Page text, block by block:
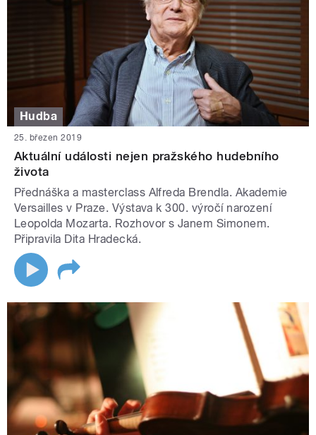
Hudba
25. březen 2019
Aktuální události nejen pražského hudebního
života
Přednáška a masterclass Alfreda Brendla. Akademie
Versailles v Praze. Výstava k 300. výročí narození
Leopolda Mozarta. Rozhovor s Janem Simonem.
Připravila Dita Hradecká.